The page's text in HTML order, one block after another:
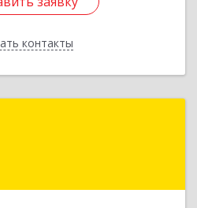
контакты
Назад
обл, Уварово г, Южная ул,